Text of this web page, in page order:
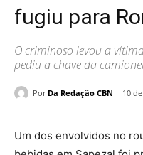
fugiu para
O criminoso levou a
pediu a chave da
Por Da Redação CBN 10
Um dos envolvidos no